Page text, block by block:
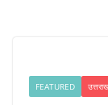
FEATURED